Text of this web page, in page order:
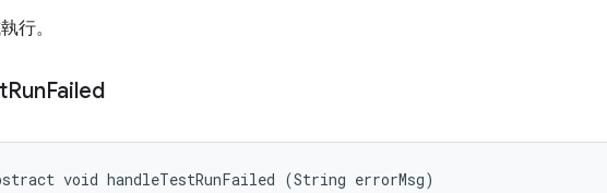
行。
RunFailed
void handleTestRunFailed (String errorMsg)